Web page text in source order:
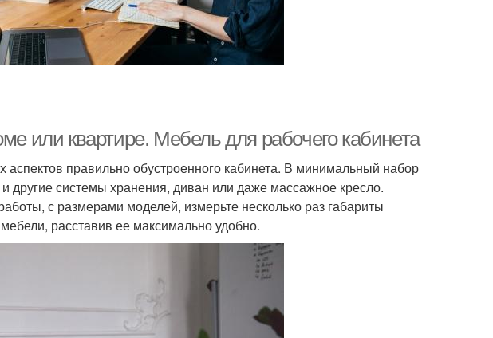
или квартире. Мебель для рабочего кабинета
правильно обустроенного кабинета. В минимальный набор
другие системы хранения, диван или даже массажное кресло.
с размерами моделей, измерьте несколько раз габариты
расставив ее максимально удобно.